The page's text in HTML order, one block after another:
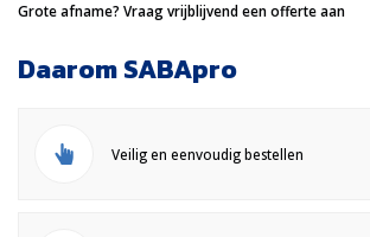
Grote afname? Vraag vrijblijvend een offerte aan
Daarom SABApro
Veilig en eenvoudig bestellen